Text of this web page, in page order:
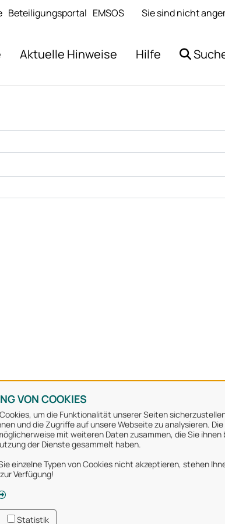
VON COOKIES
um die Funktionalität unserer Seiten
und die Zugriffe auf unsere Webseite zu analysieren.
mit weiteren Daten zusammen, die Sie
der Dienste gesammelt haben.
einzelne Typen von Cookies nicht akzeptieren, stehen
Verfügung!
Statistik
Beteiligungsportal EMSOS Sie sind nicht
Aktuelle Hinweise Hilfe
Über uns
Impressum